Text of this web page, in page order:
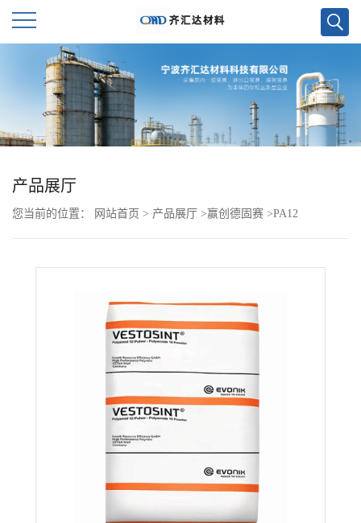
首
页
公
产品展厅
您当前的位置： 网站首页 > 产品展厅 >赢创德固赛 >PA12